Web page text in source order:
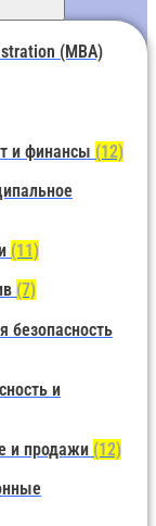
(MBA)
и финансы (12)
(11)
(7)
безопасность
и
и продажи (12)